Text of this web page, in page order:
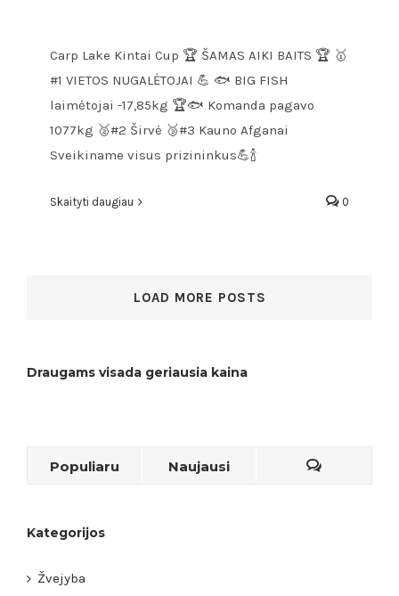
Carp Lake Kintai Cup
Carp Lake Kintai Cup 🏆 ŠAMAS AIKI BAITS 🏆 🥇
#1 VIETOS NUGALĖTOJAI 💪 🐟 BIG FISH
laimėtojai -17,85kg 🏆🐟 Komanda pagavo
1077kg 🥈#2 Širvė 🥉#3 Kauno Afganai
Sveikiname visus prizininkus💪🍾
Skaityti daugiau 0
LOAD MORE POSTS
Draugams visada geriausia kaina
Populiaru Naujausi
Kategorijos
Žvejyba